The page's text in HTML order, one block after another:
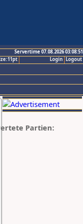
Servertime 07.08.2026 03:08:51
Logout
Login
Partien: